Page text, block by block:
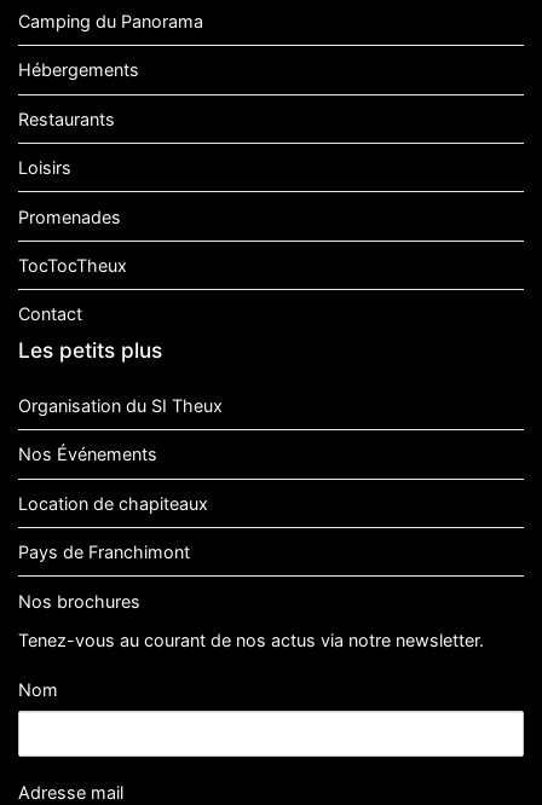
Camping du Panorama
Hébergements
Restaurants
Loisirs
Promenades
TocTocTheux
Contact
Les petits plus
Organisation du SI Theux
Nos Événements
Location de chapiteaux
Pays de Franchimont
Nos brochures
Tenez-vous au courant de nos actus via notre newsletter.
Nom
Adresse mail